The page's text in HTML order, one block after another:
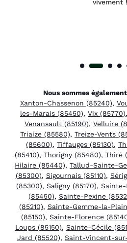
vivement !
Nous sommes
Xanton-Chassenon (85240),
les-Marais (85450), Vix (85770),
Venansault (85190), Velluire
Triaize (85580), Treize-Vents
(85600), Tiffauges (85130),
(85410), Thorigny (85480), Thiré
Hilaire (85440), Tallud-Sainte-
(85300), Sigournais (85110),
(85300), Saligny (85170), Sainte-
(85450), Sainte-Pexine
(85210), Sainte-Gemme-la-
(85150), Sainte-Florence
Loups (85150), Sainte-Cécile
Jard (85520), Saint-Vincent-